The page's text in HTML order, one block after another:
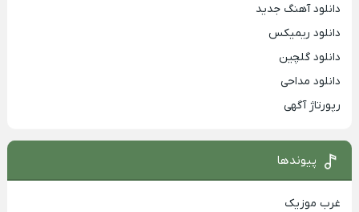
دانلود آهنگ جدید
دانلود ریمیکس
دانلود گلچین
دانلود مداحی
رپورتاژ آگهی
پیوندها
غرب موزیک